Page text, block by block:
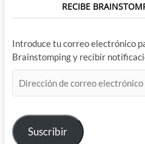
RECIBE
Introduce tu correo electrónico
Brainstomping y recibir
de
electrónico
Suscribir